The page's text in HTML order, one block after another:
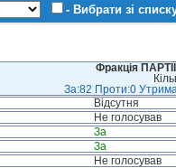
- Вибрати зі
Фракція
За:82 Проти:0
Відсутня
Не голосував
За
За
Не голосував